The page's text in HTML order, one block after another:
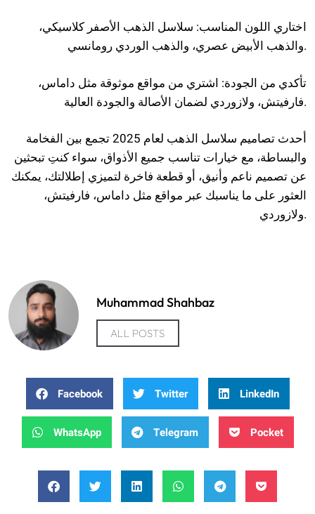
اختاري اللون المناسب: سلاسل الذهب الأصفر كلاسيكي،
والذهب الأبيض عصري، والذهب الوردي رومانسي.
تأكدي من الجودة: اشتري من مواقع موثوقة مثل داماس،
فارفيتش، ولازوردي لضمان الأصالة والجودة العالية.
أحدث تصاميم سلاسل الذهب لعام 2025 تجمع بين الفخامة
والبساطة، مع خيارات تناسب جميع الأذواق، سواء كنتِ تبحثين
عن تصميم ناعم وأنيق، أو قطعة فاخرة لتميزي إطلالتك، يمكنك
العثور على ما يناسبك عبر مواقع مثل داماس، فارفيتش،
ولازوردي.
Muhammad Shahbaz
ALL POSTS
Facebook Twitter LinkedIn
WhatsApp Telegram Pocket